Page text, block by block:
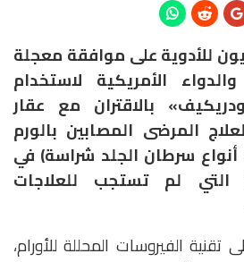
للأدوية على موافقة معجلة
الأمريكية لاستخدام
بالاقتران مع عقار
المرضى المصابين بالورم
أنواع سرطان الجلد شراسة) في
التي لم تستجب للعلاجات
تقنية الفيروسات المحللة للأورام،